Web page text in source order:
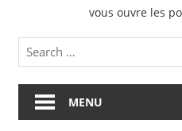
vous ouvre les
MENU